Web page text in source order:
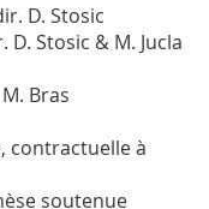
D. Stosic
D. Stosic & M. Jucla
Bras
contractuelle à
soutenue